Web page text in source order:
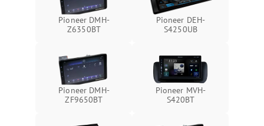
Pioneer DMH-
Z6350BT
Pioneer DEH-
S4250UB
Pioneer DMH-
ZF9650BT
Pioneer MVH-
S420BT